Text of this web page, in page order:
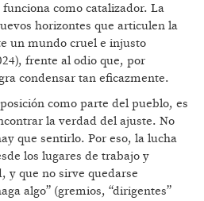
como catalizador. La
horizontes que articulen la
un mundo cruel e injusto
frente al odio que, por
condensar tan eficazmente.
como parte del pueblo, es
la verdad del ajuste. No
que sentirlo. Por eso, la lucha
los lugares de trabajo y
y que no sirve quedarse
algo” (gremios, “dirigentes”